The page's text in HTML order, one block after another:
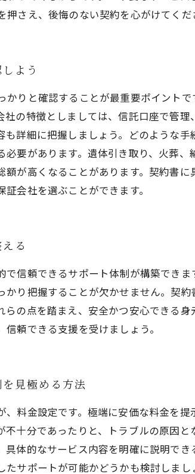
さえ、後悔のない契約を心がけてくだ
よう
りと確認することが最重要ポイント
の特徴としましては、信託口座で管
詳細に把握しましょう。どのような
要があります。遺体引き取り、火葬
が高くなることがあります。契約書
会社を選ぶことができます。
る
信頼できるサポート体制が構築でき
り把握することが欠かせません。契
の点を踏まえ、安全かつ安心できる
頼できる支援を受けましょう。
見極める方法
料金設定です。極端に安価な料金を
十分であったりと、トラブルの原因
体的なサービス内容を明確に説明で
サポートが可能かどうかも検討しま